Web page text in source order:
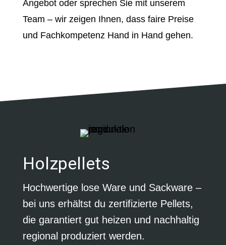
Angebot oder sprechen Sie mit unserem
Team – wir zeigen Ihnen, dass faire Preise
und Fachkompetenz Hand in Hand gehen.
Holzpellets
Hochwertige lose Ware und Sackware –
bei uns erhältst du zertifizierte Pellets,
die garantiert gut heizen und nachhaltig
regional produziert werden.